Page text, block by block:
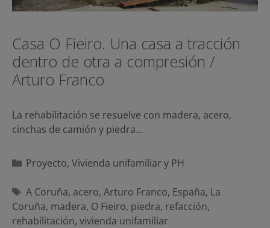
Casa O Fieiro. Una casa a tracción
dentro de otra a compresión /
Arturo Franco
La rehabilitación se resuelve con madera, acero,
cinchas de camión y piedra…
Categorías
Proyecto, Vivienda unifamiliar y PH
Etiquetas
A Coruña, acero, Arturo Franco, España, La
Coruña, madera, O Fieiro, piedra, refacción,
rehabilitación, vivienda unifamiliar